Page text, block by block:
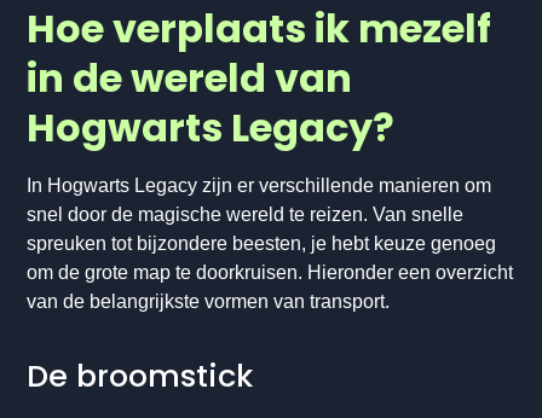
Hoe verplaats ik mezelf
in de wereld van
Hogwarts Legacy?
In Hogwarts Legacy zijn er verschillende manieren om
snel door de magische wereld te reizen. Van snelle
spreuken tot bijzondere beesten, je hebt keuze genoeg
om de grote map te doorkruisen. Hieronder een overzicht
van de belangrijkste vormen van transport.
De broomstick